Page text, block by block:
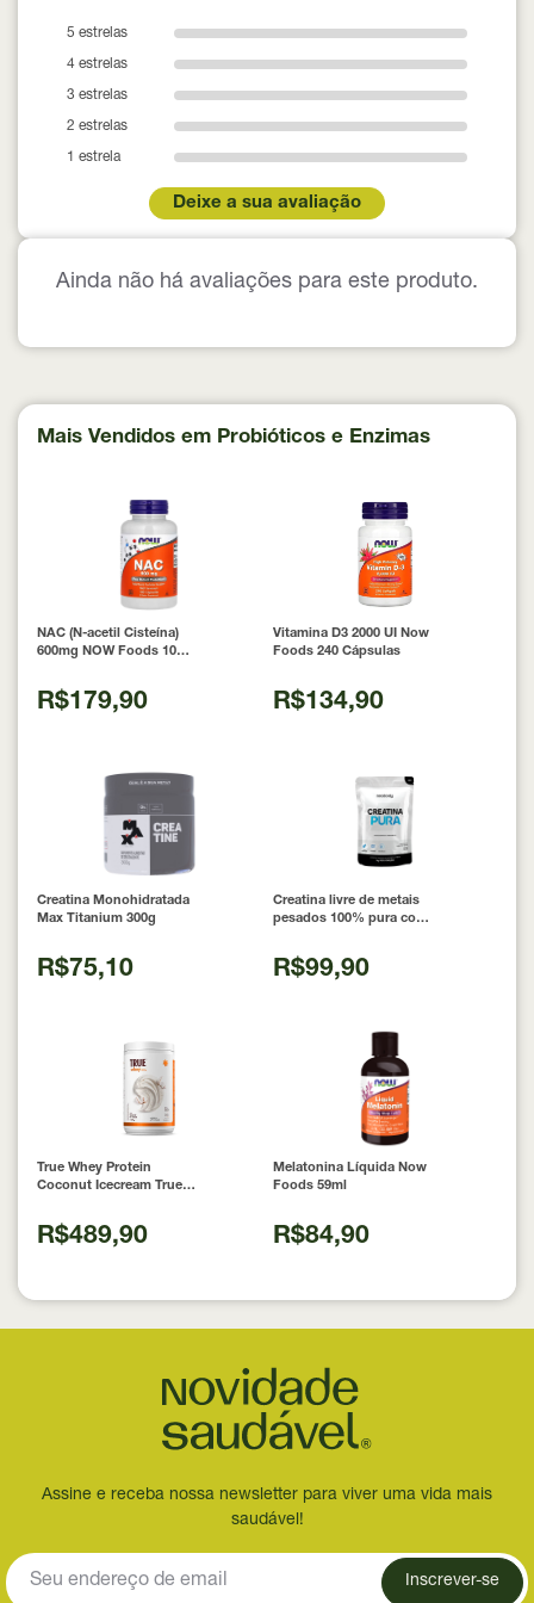
5 estrelas
4 estrelas
3 estrelas
2 estrelas
1 estrela
Deixe a sua avaliação
Ainda não há avaliações para este produto.
Mais Vendidos em Probióticos e Enzimas
NAC (N-acetil Cisteína)
600mg NOW Foods 100
R$179,90
Vitamina D3 2000 UI Now
Foods 240 Cápsulas
R$134,90
Creatina Monohidratada
Max Titanium 300g
R$75,10
Creatina livre de metais
pesados 100% pura com
Nutrition
R$99,90
True Whey Protein
Coconut Icecream True
R$489,90
Melatonina Líquida Now
Foods 59ml
R$84,90
Assine e receba nossa newsletter para viver uma vida mais
saudável!
Inscrever-se